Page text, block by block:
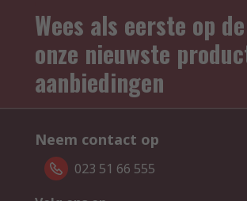
Wees als eerste op
onze nieuwste
aanbiedingen
Neem contact op
023 51 66 555